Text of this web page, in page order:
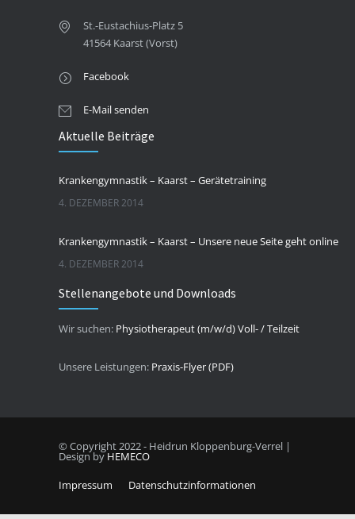
St.-Eustachius-Platz 5
41564 Kaarst (Vorst)
Facebook
E-Mail senden
Aktuelle Beiträge
Krankengymnastik – Kaarst – Gerätetraining
4. DEZEMBER 2014
Krankengymnastik – Kaarst – Unsere neue Seite geht online
4. DEZEMBER 2014
Stellenangebote und Downloads
Wir suchen: Physiotherapeut (m/w/d) Voll- / Teilzeit
Unsere Leistungen: Praxis-Flyer (PDF)
© Copyright 2022 - Heidrun Kloppenburg-Verrel |
Design byHEMECO
Impressum
Datenschutzinformationen